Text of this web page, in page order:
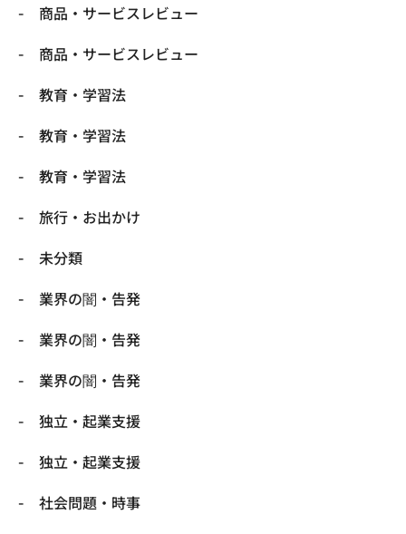
商品・サービスレビュー
商品・サービスレビュー
教育・学習法
教育・学習法
教育・学習法
旅行・お出かけ
未分類
業界の闇・告発
業界の闇・告発
業界の闇・告発
独立・起業支援
独立・起業支援
社会問題・時事